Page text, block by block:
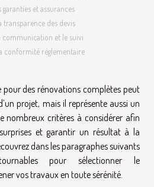
garanties et assurances
transparence des devis
communication et le suivi
conformité réglementaire
pour des rénovations complètes peut
projet, mais il représente aussi un
nombreux critères à considérer afin
et garantir un résultat à la
dans les paragraphes suivants
pour sélectionner le
vos travaux en toute sérénité.